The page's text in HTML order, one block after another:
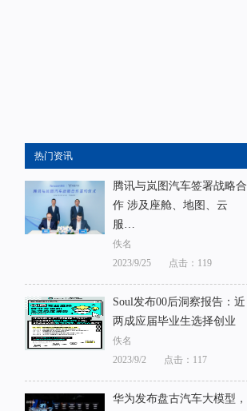
热门资讯
腾讯与岚图汽车签署战略合
作 涉及座舱、地图、云
服…
佚名
2023/9/25
点击：119
Soul发布00后洞察报告：近
两成应届毕业生选择创业
佚名
2023/9/2
点击：117
华为发布盘古汽车大模型，